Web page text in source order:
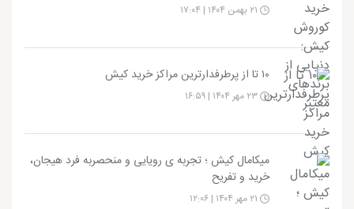
۱۰ تا از پرطرفدارترین مراکز خرید کیش
میکامال کیش ؛ تجربه ی رویایی و منحصربه فرد هیجان،
خرید و تفریح